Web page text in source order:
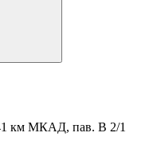
км МКАД, пав. В 2/1